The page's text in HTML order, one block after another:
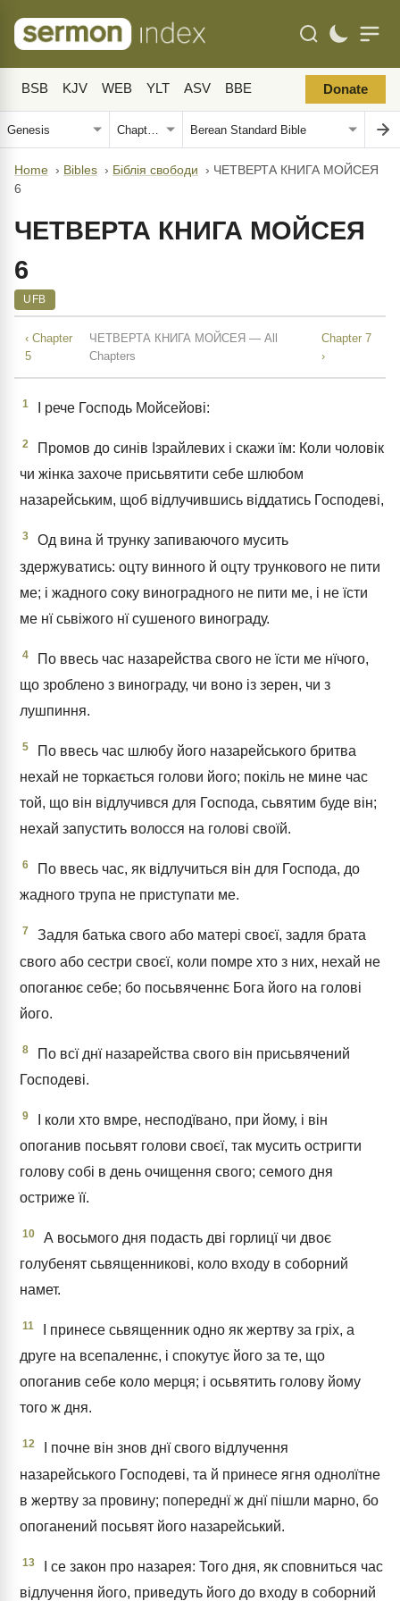
BSB KJV WEB YLT ASV BBE Donate
Home › Bibles › Біблія свободи › ЧЕТВЕРТА КНИГА МОЙСЕЯ
6
ЧЕТВЕРТА КНИГА МОЙСЕЯ
6
UFB
‹ Chapter
5
ЧЕТВЕРТА КНИГА МОЙСЕЯ — All
Chapters
Chapter 7
›
1 І рече Господь Мойсейові:
2
Промов до синів Ізрайлевих і скажи їм: Коли чоловік
чи жінка захоче присьвятити себе шлюбом
назарейським, щоб відлучившись віддатись Господеві,
3
Од вина й трунку запиваючого мусить
здержуватись: оцту винного й оцту трункового не пити
ме; і жадного соку виноградного не пити ме, і не їсти
ме нї сьвіжого нї сушеного винограду.
4
По ввесь час назарейства свого не їсти ме нїчого,
що зроблено з винограду, чи воно із зерен, чи з
лушпиння.
5
По ввесь час шлюбу його назарейського бритва
нехай не торкається голови його; покіль не мине час
той, що він відлучився для Господа, сьвятим буде він;
нехай запустить волосся на голові своїй.
6
По ввесь час, як відлучиться він для Господа, до
жадного трупа не приступати ме.
7
Задля батька свого або матері своєї, задля брата
свого або сестри своєї, коли помре хто з них, нехай не
опоганює себе; бо посьвяченнє Бога його на голові
його.
8
По всї днї назарейства свого він присьвячений
Господеві.
9
І коли хто вмре, несподївано, при йому, і він
опоганив посьвят голови своєї, так мусить остригти
голову собі в день очищення свого; семого дня
остриже її.
10
А восьмого дня подасть дві горлицї чи двоє
голубенят сьвященникові, коло входу в соборний
намет.
11
І принесе сьвященник одно як жертву за гріх, а
друге на всепаленнє, і спокутує його за те, що
опоганив себе коло мерця; і осьвятить голову йому
того ж дня.
12
І почне він знов днї свого відлучення
назарейського Господеві, та й принесе ягня однолїтне
в жертву за провину; попереднї ж днї пішли марно, бо
опоганений посьвят його назарейський.
13
І се закон про назарея: Того дня, як сповниться час
відлучення його, приведуть його до входу в соборний